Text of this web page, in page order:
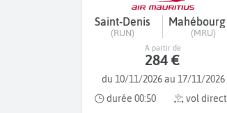
Saint-Denis
(RUN) (MRU)
du 10/11/2026 au 17/11/2026
durée 00:50
vol direct
A partir de
284 €